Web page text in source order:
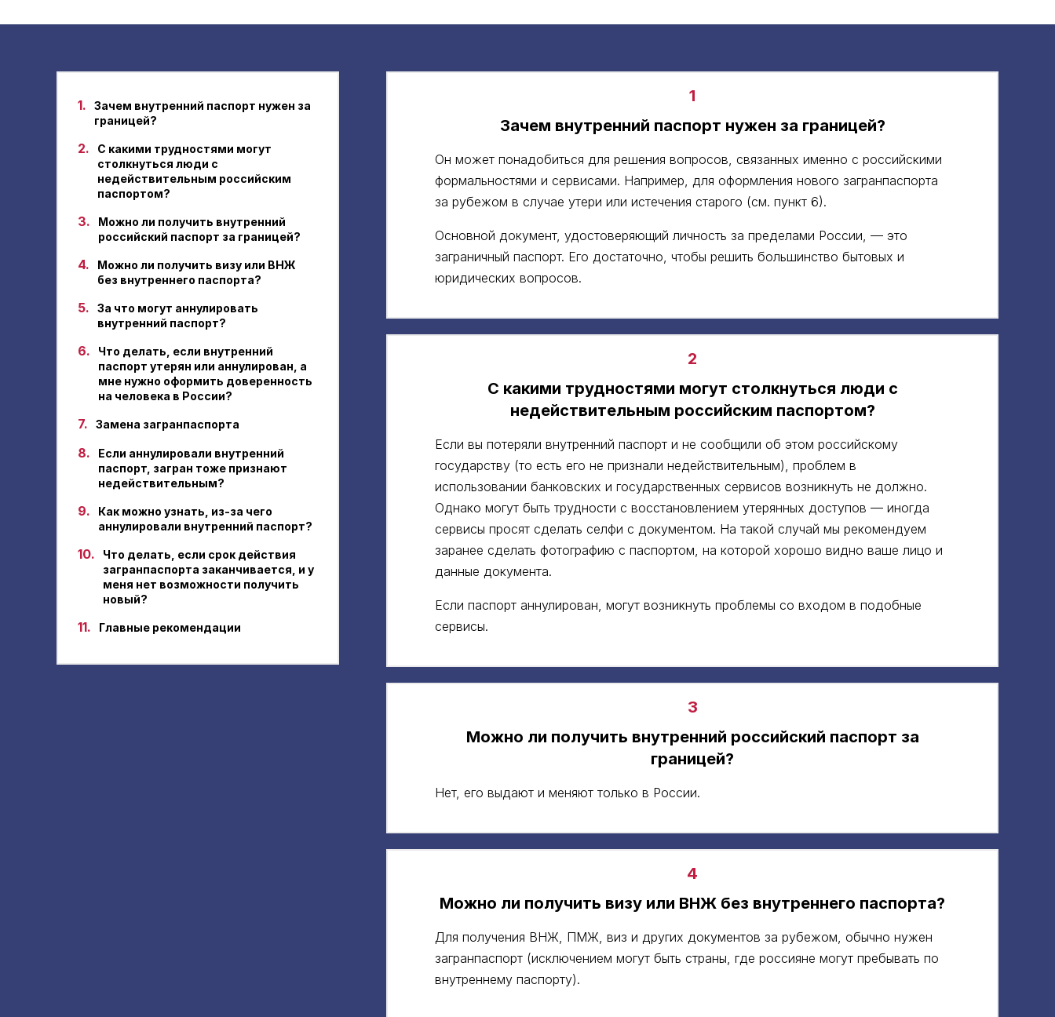
1.
Зачем внутренний паспорт нужен за
границей?
2.
С какими трудностями могут
столкнуться люди с
недействительным российским
паспортом?
3.
Можно ли получить внутренний
российский паспорт за границей?
4.
Можно ли получить визу или ВНЖ
без внутреннего паспорта?
5.
За что могут аннулировать
внутренний паспорт?
6.
Что делать, если внутренний
паспорт утерян или аннулирован, а
мне нужно оформить доверенность
на человека в России?
7. Замена загранпаспорта
8.
Если аннулировали внутренний
паспорт, загран тоже признают
недействительным?
9.
Как можно узнать, из-за чего
аннулировали внутренний паспорт?
10.
Что делать, если срок действия
загранпаспорта заканчивается, и у
меня нет возможности получить
новый?
11. Главные рекомендации
1
Зачем внутренний паспорт нужен за границей?
Он может понадобиться для решения вопросов, связанных именно с российскими
формальностями и сервисами. Например, для оформления нового загранпаспорта
за рубежом в случае утери или истечения старого (см. пункт 6).
Основной документ, удостоверяющий личность за пределами России, — это
заграничный паспорт. Его достаточно, чтобы решить большинство бытовых и
юридических вопросов.
2
С какими трудностями могут столкнуться люди с
недействительным российским паспортом?
Если вы потеряли внутренний паспорт и не сообщили об этом российскому
государству (то есть его не признали недействительным), проблем в
использовании банковских и государственных сервисов возникнуть не должно.
Однако могут быть трудности с восстановлением утерянных доступов — иногда
сервисы просят сделать селфи с документом. На такой случай мы рекомендуем
заранее сделать фотографию с паспортом, на которой хорошо видно ваше лицо и
данные документа.
Если паспорт аннулирован, могут возникнуть проблемы со входом в подобные
сервисы.
3
Можно ли получить внутренний российский паспорт за
границей?
Нет, его выдают и меняют только в России.
4
Можно ли получить визу или ВНЖ без внутреннего паспорта?
Для получения ВНЖ, ПМЖ, виз и других документов за рубежом, обычно нужен
загранпаспорт (исключением могут быть страны, где россияне могут пребывать по
внутреннему паспорту).